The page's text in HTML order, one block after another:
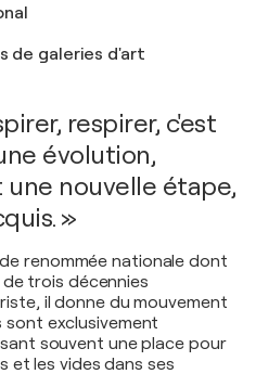
de galeries d'art
respirer, c'est
évolution,
nouvelle étape,
»
renommée nationale dont
trois décennies
il donne du mouvement
sont exclusivement
souvent une place pour
et les vides dans ses